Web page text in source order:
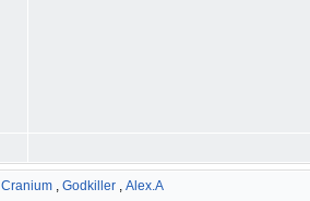
Cranium , Godkiller , Alex.A